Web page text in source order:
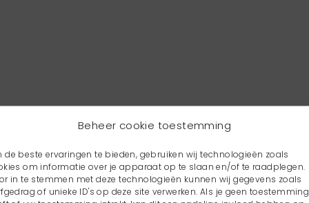
Beheer cookie toestemming
de beste ervaringen te bieden, gebruiken wij technologieën zoals
om informatie over je apparaat op te slaan en/of te raadplegen.
in te stemmen met deze technologieën kunnen wij gegevens zoals
of unieke ID's op deze site verwerken. Als je geen toestemming